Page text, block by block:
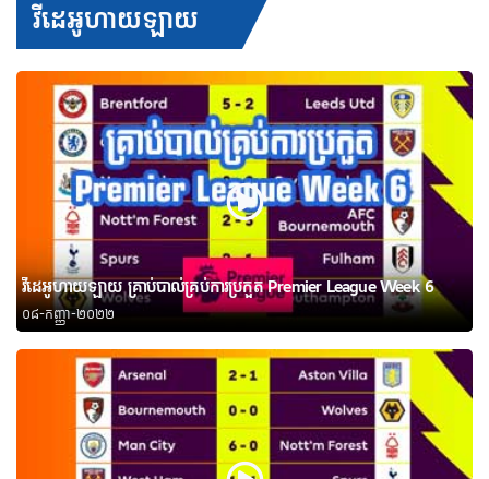
វីដេអូហាយឡាយ
វីដេអូហាយឡាយ គ្រាប់បាល់គ្រប់ការប្រកួត Premier League Week 6
០៨-កញ្ញា-២០២២